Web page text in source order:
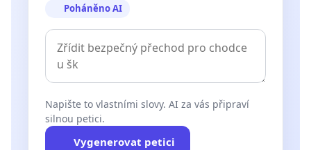
Poháněno AI
Napište to vlastními slovy. AI za vás připraví
silnou petici.
Vygenerovat petici